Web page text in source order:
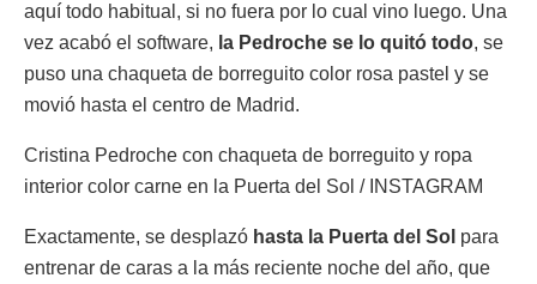
aquí todo habitual, si no fuera por lo cual vino luego. Una
vez acabó el software, la Pedroche se lo quitó todo, se
puso una chaqueta de borreguito color rosa pastel y se
movió hasta el centro de Madrid.
Cristina Pedroche con chaqueta de borreguito y ropa
interior color carne en la Puerta del Sol / INSTAGRAM
Exactamente, se desplazó hasta la Puerta del Sol para
entrenar de caras a la más reciente noche del año, que